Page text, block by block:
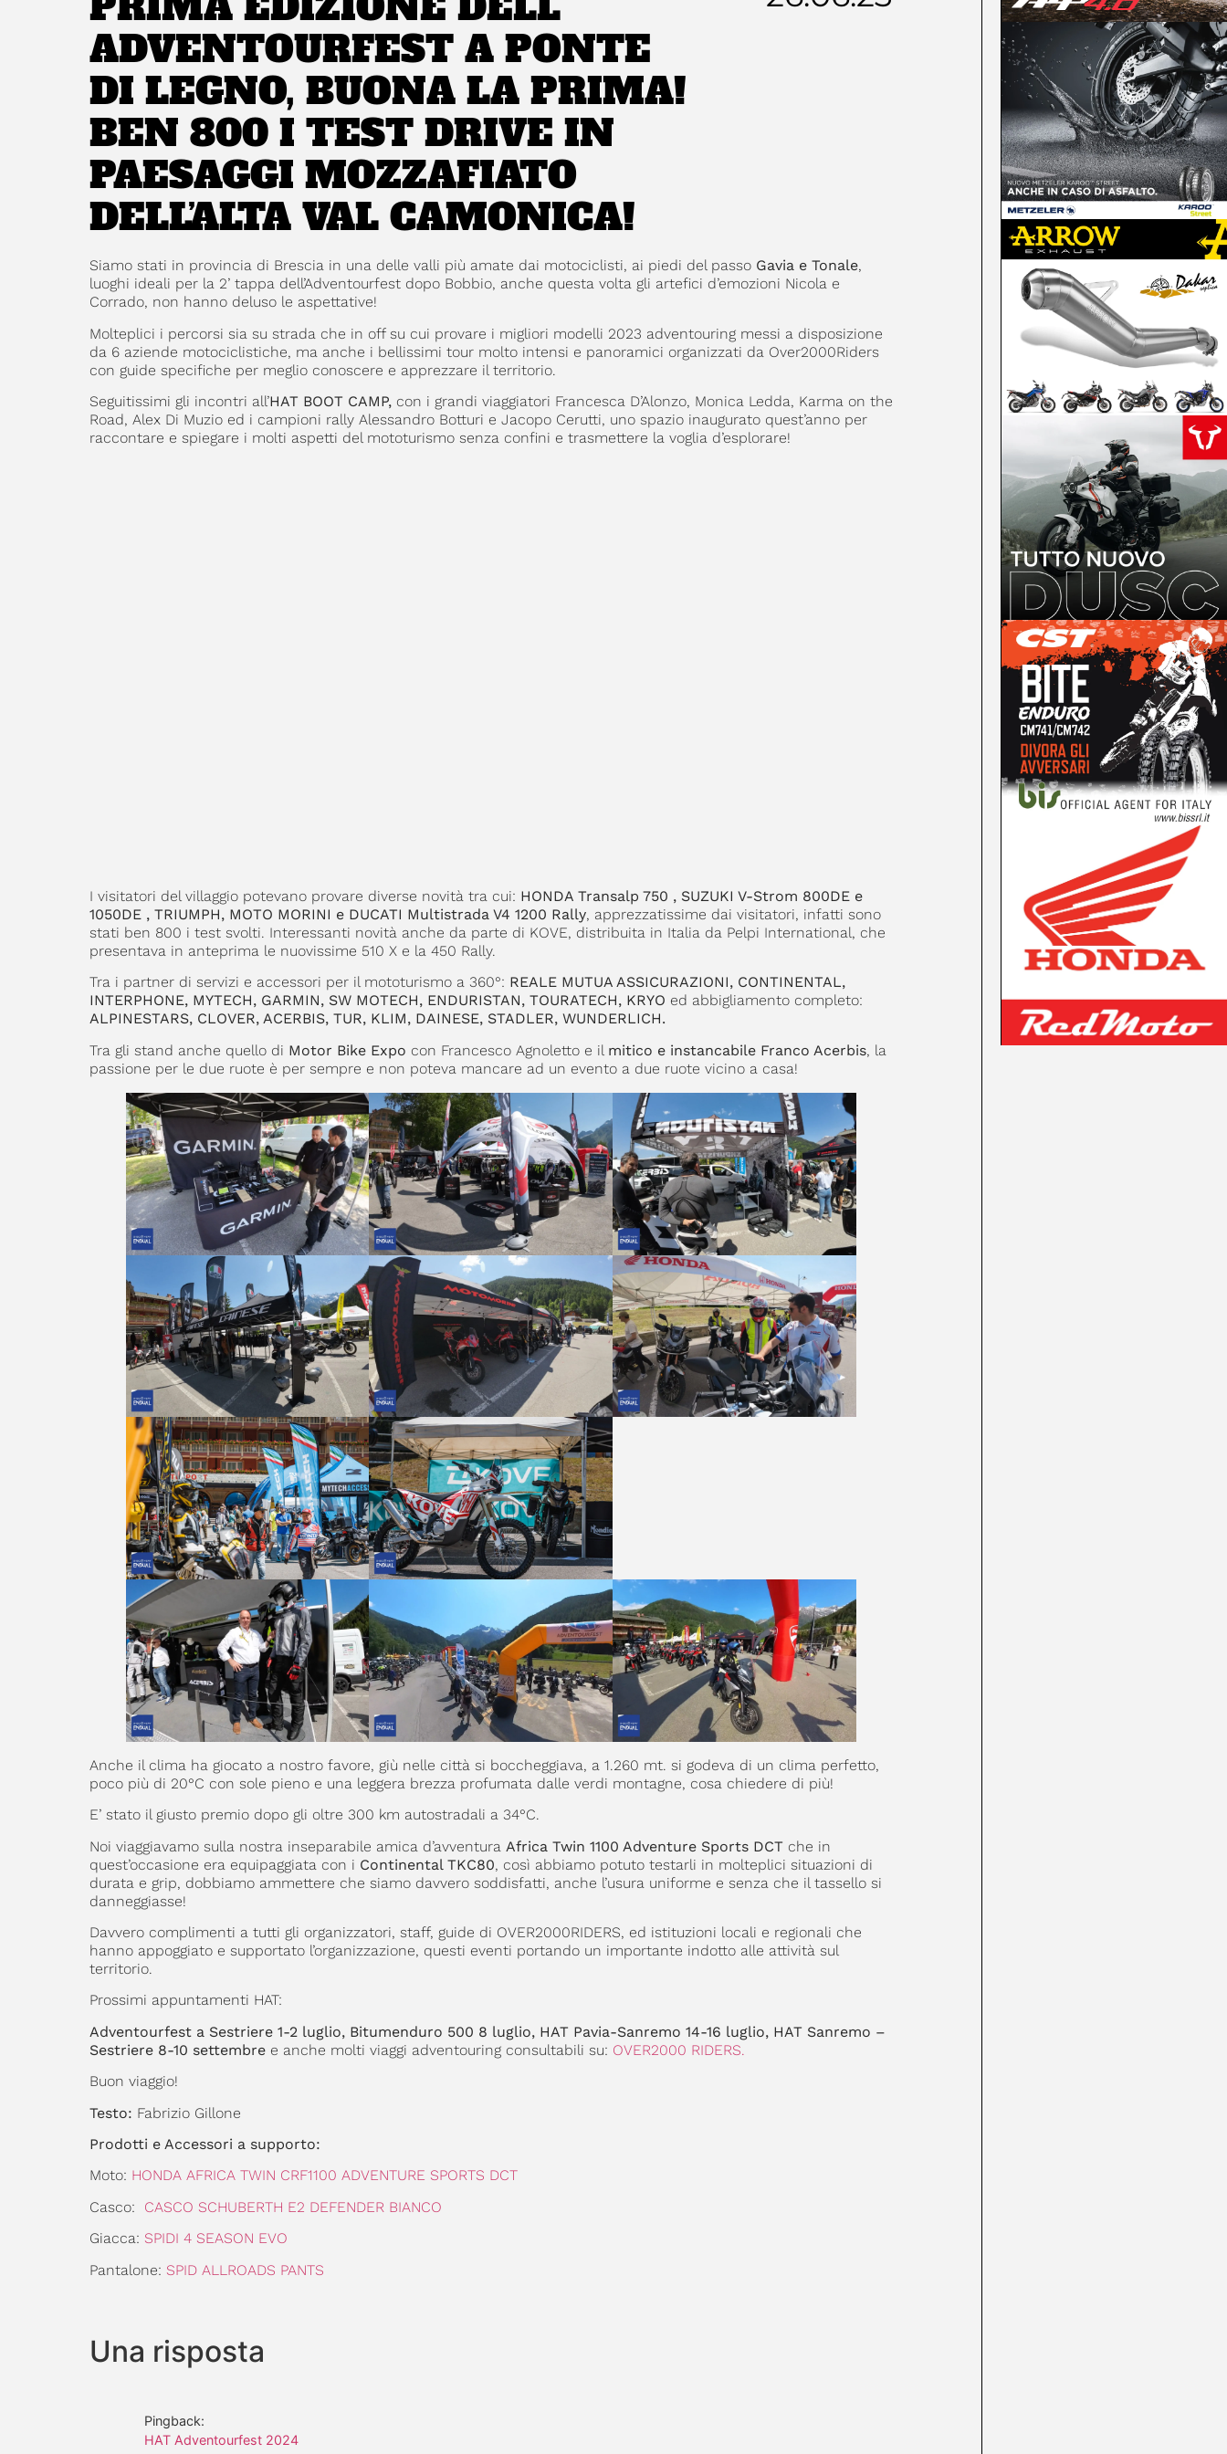
ADVENTOURFEST A PONTE
DI LEGNO, BUONA LA PRIMA!
BEN 800 I TEST DRIVE IN
PAESAGGI MOZZAFIATO
DELL’ALTA VAL CAMONICA!
Siamo stati in provincia di Brescia in una delle valli più amate dai motociclisti, ai piedi del passo Gavia e Tonale,
luoghi ideali per la 2’ tappa dell’Adventourfest dopo Bobbio, anche questa volta gli artefici d’emozioni Nicola e
Corrado, non hanno deluso le aspettative!
Molteplici i percorsi sia su strada che in off su cui provare i migliori modelli 2023 adventouring messi a disposizione
da 6 aziende motociclistiche, ma anche i bellissimi tour molto intensi e panoramici organizzati da Over2000Riders
con guide specifiche per meglio conoscere e apprezzare il territorio.
Seguitissimi gli incontri all’HAT BOOT CAMP, con i grandi viaggiatori Francesca D’Alonzo, Monica Ledda, Karma on the
Road, Alex Di Muzio ed i campioni rally Alessandro Botturi e Jacopo Cerutti, uno spazio inaugurato quest’anno per
raccontare e spiegare i molti aspetti del mototurismo senza confini e trasmettere la voglia d’esplorare!
I visitatori del villaggio potevano provare diverse novità tra cui: HONDA Transalp 750 , SUZUKI V-Strom 800DE e
1050DE , TRIUMPH, MOTO MORINI e DUCATI Multistrada V4 1200 Rally, apprezzatissime dai visitatori, infatti sono
stati ben 800 i test svolti. Interessanti novità anche da parte di KOVE, distribuita in Italia da Pelpi International, che
presentava in anteprima le nuovissime 510 X e la 450 Rally.
Tra i partner di servizi e accessori per il mototurismo a 360°: REALE MUTUA ASSICURAZIONI, CONTINENTAL,
INTERPHONE, MYTECH, GARMIN, SW MOTECH, ENDURISTAN, TOURATECH, KRYO ed abbigliamento completo:
ALPINESTARS, CLOVER, ACERBIS, TUR, KLIM, DAINESE, STADLER, WUNDERLICH.
Tra gli stand anche quello di Motor Bike Expo con Francesco Agnoletto e il mitico e instancabile Franco Acerbis, la
passione per le due ruote è per sempre e non poteva mancare ad un evento a due ruote vicino a casa!
Anche il clima ha giocato a nostro favore, giù nelle città si boccheggiava, a 1.260 mt. si godeva di un clima perfetto,
poco più di 20°C con sole pieno e una leggera brezza profumata dalle verdi montagne, cosa chiedere di più!
E’ stato il giusto premio dopo gli oltre 300 km autostradali a 34°C.
Noi viaggiavamo sulla nostra inseparabile amica d’avventura Africa Twin 1100 Adventure Sports DCT che in
quest’occasione era equipaggiata con i Continental TKC80, così abbiamo potuto testarli in molteplici situazioni di
durata e grip, dobbiamo ammettere che siamo davvero soddisfatti, anche l’usura uniforme e senza che il tassello si
danneggiasse!
Davvero complimenti a tutti gli organizzatori, staff, guide di OVER2000RIDERS, ed istituzioni locali e regionali che
hanno appoggiato e supportato l’organizzazione, questi eventi portando un importante indotto alle attività sul
territorio.
Prossimi appuntamenti HAT:
Adventourfest a Sestriere 1-2 luglio, Bitumenduro 500 8 luglio, HAT Pavia-Sanremo 14-16 luglio, HAT Sanremo –
Sestriere 8-10 settembre e anche molti viaggi adventouring consultabili su: OVER2000 RIDERS.
Buon viaggio!
Testo: Fabrizio Gillone
Prodotti e Accessori a supporto:
Moto: HONDA AFRICA TWIN CRF1100 ADVENTURE SPORTS DCT
Casco: CASCO SCHUBERTH E2 DEFENDER BIANCO
Giacca: SPIDI 4 SEASON EVO
Pantalone: SPID ALLROADS PANTS
Una risposta
Pingback:
HAT Adventourfest 2024